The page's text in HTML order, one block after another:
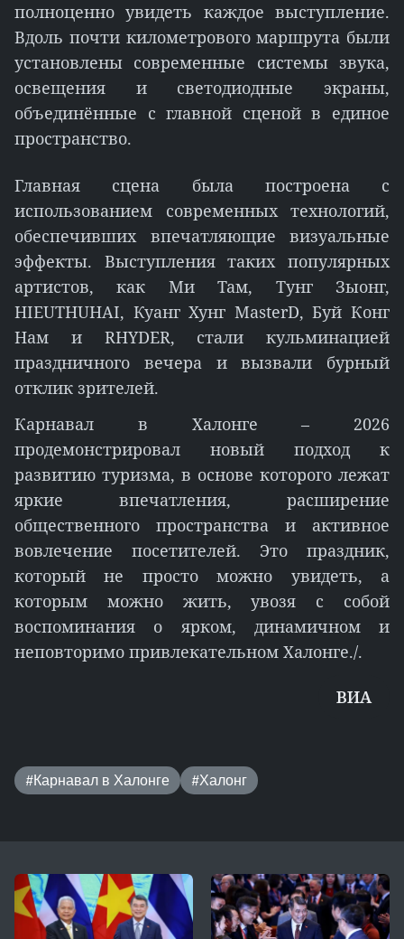
полноценно увидеть каждое выступление.
Вдоль почти километрового маршрута были
установлены современные системы звука,
освещения и светодиодные экраны,
объединённые с главной сценой в единое
пространство.
Главная сцена была построена с
использованием современных технологий,
обеспечивших впечатляющие визуальные
эффекты. Выступления таких популярных
артистов, как Ми Там, Тунг Зыонг,
HIEUTHUHAI, Куанг Хунг MasterD, Буй Конг
Нам и RHYDER, стали кульминацией
праздничного вечера и вызвали бурный
отклик зрителей.
Карнавал в Халонге – 2026
продемонстрировал новый подход к
развитию туризма, в основе которого лежат
яркие впечатления, расширение
общественного пространства и активное
вовлечение посетителей. Это праздник,
который не просто можно увидеть, а
которым можно жить, увозя с собой
воспоминания о ярком, динамичном и
неповторимо привлекательном Халонге./.
ВИA
#Карнавал в Халонге #Халонг